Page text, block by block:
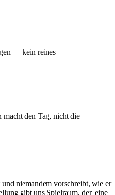
— kein reines
den Tag, nicht die
niemandem vorschreibt, wie er
gibt uns Spielraum, den eine